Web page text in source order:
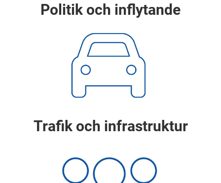
Politik och inflytande
Trafik och infrastruktur